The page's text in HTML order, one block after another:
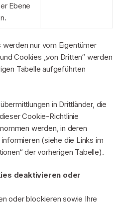
Ebene
werden nur vom Eigentümer
Cookies „von Dritten“ werden
Tabelle aufgeführten
in Drittländer, die
Cookie-Richtlinie
werden, in deren
(siehe die Links im
der vorherigen Tabelle).
deaktivieren oder
oder blockieren sowie Ihre